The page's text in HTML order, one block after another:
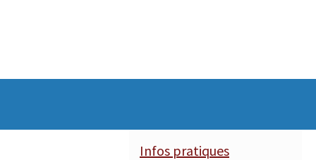
Infos pratiques